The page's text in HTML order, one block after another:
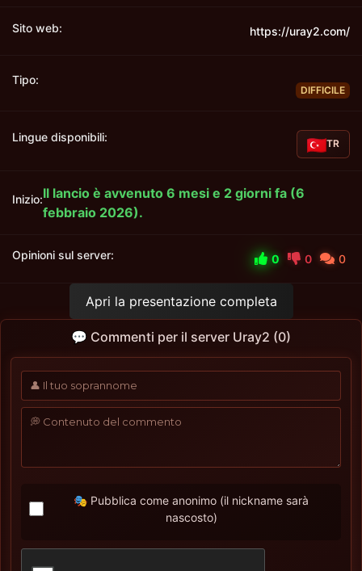
Sito web: https://uray2.com/
Tipo:
DIFFICILE
Lingue disponibili: TR
Inizio:Il lancio è avvenuto 6 mesi e 2 giorni fa (6
febbraio 2026).
Opinioni sul server: 0 0 0
Apri la presentazione completa
💬 Commenti per il server Uray2 (0)
🎭 Pubblica come anonimo (il nickname sarà
nascosto)